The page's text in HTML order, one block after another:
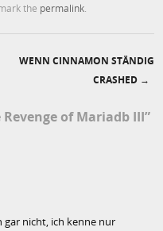
the permalink
WENN CINNAMON STÄNDIG
CRASHED →
Revenge of Mariadb III”
gar nicht, ich kenne nur